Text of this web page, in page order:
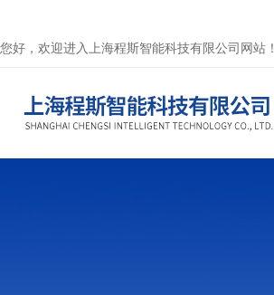
您好，欢迎进入上海程斯智能科技有限公司网站！